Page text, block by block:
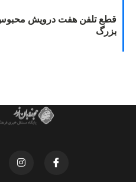
قطع تلفن هفت درویش محبوس
بزرگ